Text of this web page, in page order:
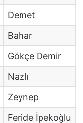
Demet
Bahar
Gökçe Demir
Nazlı
Zeynep
Feride İpekoğlu